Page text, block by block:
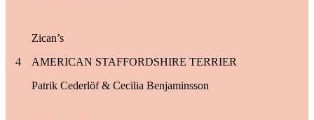
4
Zican’s
AMERICAN STAFFORDSHIRE TERRIER
Patrik Cederlöf & Cecilia Benjaminsson